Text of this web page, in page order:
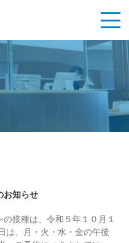
お知らせ
接種は、令和５年１０月１
は、月・火・水・金の午後